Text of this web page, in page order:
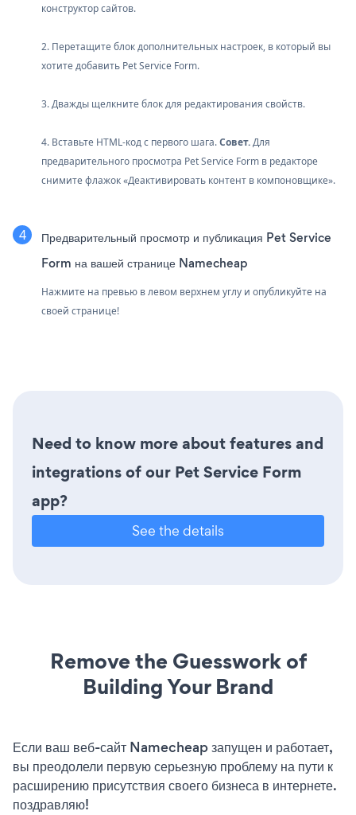
конструктор сайтов.
2. Перетащите блок дополнительных настроек, в который вы
хотите добавить Pet Service Form.
3. Дважды щелкните блок для редактирования свойств.
4. Вставьте HTML-код с первого шага.Совет.Для
предварительного просмотра Pet Service Form в редакторе
снимите флажок «Деактивировать контент в компоновщике».
Предварительный просмотр и публикация Pet Service
Form на вашей странице Namecheap
Нажмите на превью в левом верхнем углу и опубликуйте на
своей странице!
Need to know more about features and
integrations of our Pet Service Form
app?
See the details
Remove the Guesswork of
Building Your Brand
Если ваш веб-сайт Namecheap запущен и работает,
вы преодолели первую серьезную проблему на пути к
расширению присутствия своего бизнеса в интернете.
поздравляю!